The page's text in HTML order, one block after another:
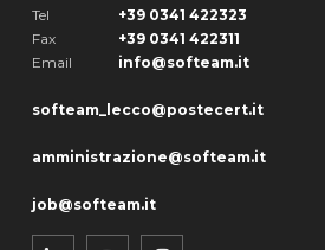
Tel
+39 0341 422323
Fax
+39 0341 422311
Email
info@softeam.it
softeam_lecco@postecert.it
amministrazione@softeam.it
job@softeam.it